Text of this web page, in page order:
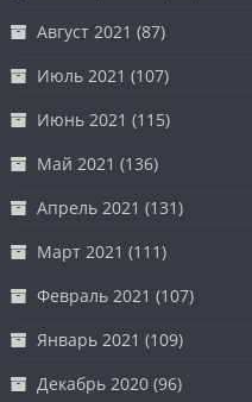
Август 2021 (87)
Июль 2021 (107)
Июнь 2021 (115)
Май 2021 (136)
Апрель 2021 (131)
Март 2021 (111)
Февраль 2021 (107)
Январь 2021 (109)
Декабрь 2020 (96)